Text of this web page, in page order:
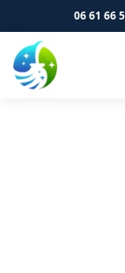
06 61 66